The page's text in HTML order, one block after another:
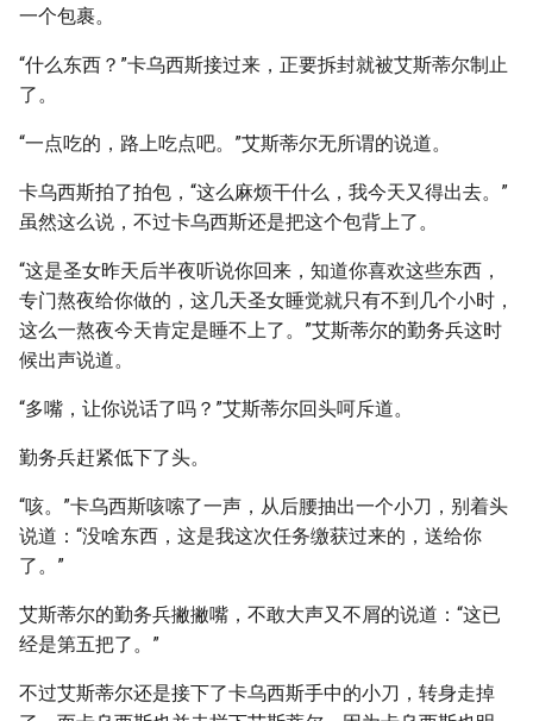
一个包裹。
“什么东西？”卡乌西斯接过来，正要拆封就被艾斯蒂尔制止
了。
“一点吃的，路上吃点吧。”艾斯蒂尔无所谓的说道。
卡乌西斯拍了拍包，“这么麻烦干什么，我今天又得出去。”
虽然这么说，不过卡乌西斯还是把这个包背上了。
“这是圣女昨天后半夜听说你回来，知道你喜欢这些东西，
专门熬夜给你做的，这几天圣女睡觉就只有不到几个小时，
这么一熬夜今天肯定是睡不上了。”艾斯蒂尔的勤务兵这时
候出声说道。
“多嘴，让你说话了吗？”艾斯蒂尔回头呵斥道。
勤务兵赶紧低下了头。
“咳。”卡乌西斯咳嗦了一声，从后腰抽出一个小刀，别着头
说道：“没啥东西，这是我这次任务缴获过来的，送给你
了。”
艾斯蒂尔的勤务兵撇撇嘴，不敢大声又不屑的说道：“这已
经是第五把了。”
不过艾斯蒂尔还是接下了卡乌西斯手中的小刀，转身走掉